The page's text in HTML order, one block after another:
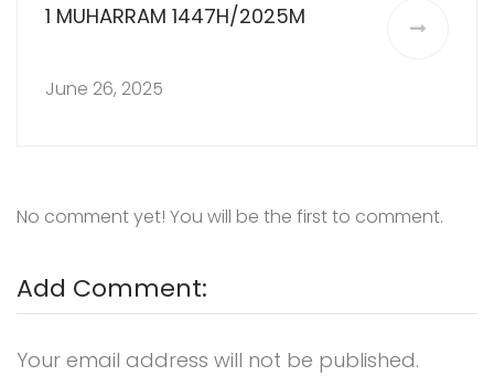
1 MUHARRAM 1447H/2025M
June 26, 2025
No comment yet! You will be the first to comment.
Add Comment:
Your email address will not be published.